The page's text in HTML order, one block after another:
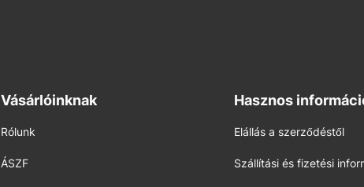
Vásárlóinknak
Rólunk
ÁSZF
Hasznos
Elállás a szerződéstől
Szállítási és fizetési